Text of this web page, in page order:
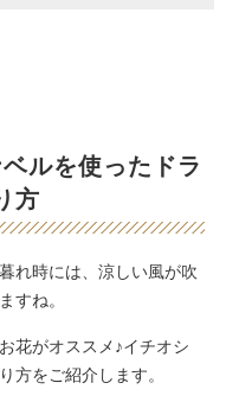
ルを使ったドラ
方
れ時には、涼しい風が吹
すね。
花がオススメ♪イチオシ
方をご紹介します。